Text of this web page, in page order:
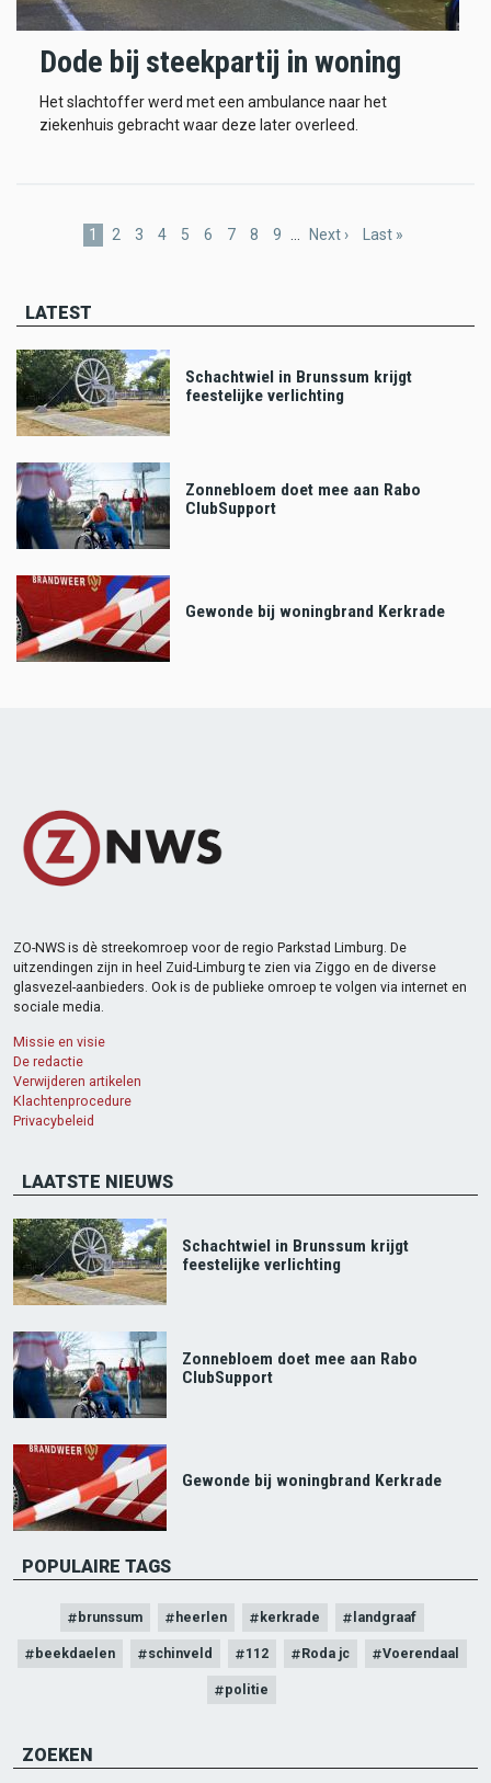
Dode bij steekpartij in woning
Het slachtoffer werd met een ambulance naar het
ziekenhuis gebracht waar deze later overleed.
Current
1 Page
2 Page
3 Page
4 Page
5 Page
6 Page
7 Page
8 Page
9 …
Next
Next ›
Last
Last »
LATEST
Schachtwiel in Brunssum krijgt
feestelijke verlichting
Zonnebloem doet mee aan Rabo
ClubSupport
Gewonde bij woningbrand Kerkrade
ZO-NWS is dè streekomroep voor de regio Parkstad Limburg. De
uitzendingen zijn in heel Zuid-Limburg te zien via Ziggo en de diverse
glasvezel-aanbieders. Ook is de publieke omroep te volgen via internet en
sociale media.
Missie en visie
De redactie
Verwijderen artikelen
Klachtenprocedure
Privacybeleid
LAATSTE NIEUWS
Schachtwiel in Brunssum krijgt
feestelijke verlichting
Zonnebloem doet mee aan Rabo
ClubSupport
Gewonde bij woningbrand Kerkrade
POPULAIRE TAGS
brunssum heerlen kerkrade landgraaf
beekdaelen schinveld 112 Roda jc Voerendaal
politie
ZOEKEN